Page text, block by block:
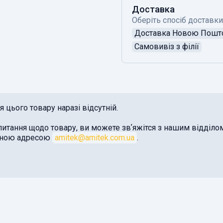
Доставка
Оберіть спосіб
Доставка Новою
Самовивіз з філії
товару наразі відсутній.
щодо товару, ви можете звʼяжітся з нашим
адресою amitek@amitek.com.ua .